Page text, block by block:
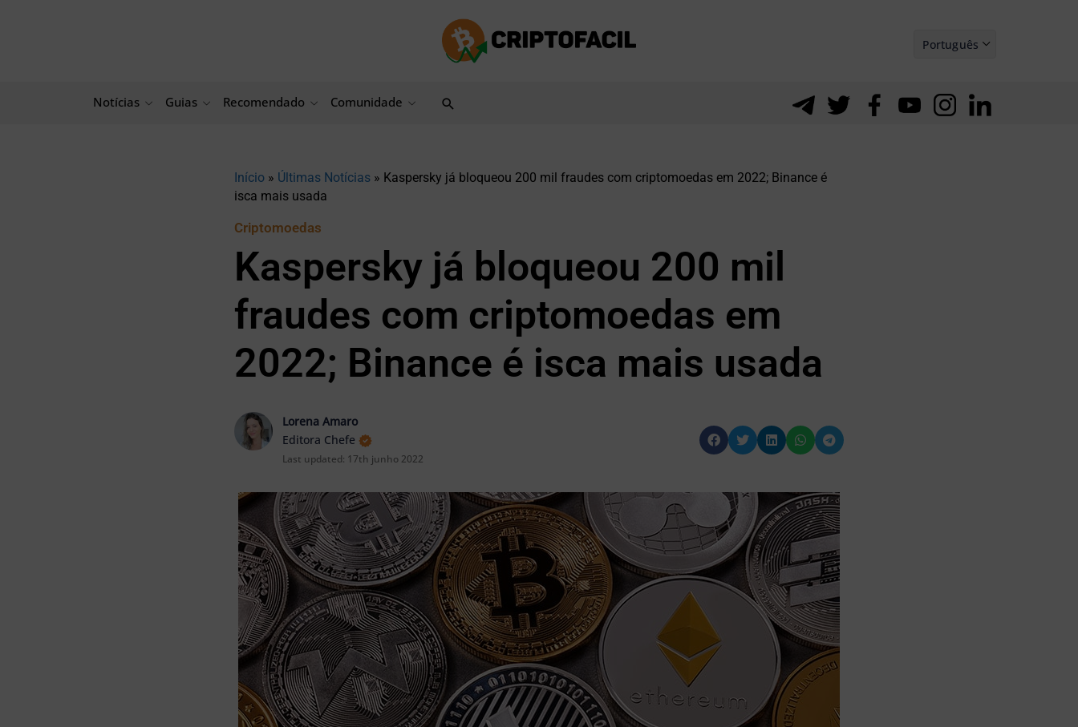
Português
Notícias Guias Recomendado Comunidade Pesquisar
Início » Últimas Notícias » Kaspersky já bloqueou 200 mil fraudes com criptomoedas em 2022; Binance é
isca mais usada
Criptomoedas
Kaspersky já bloqueou 200 mil
fraudes com criptomoedas em
2022; Binance é isca mais usada
Lorena Amaro
Editora Chefe
Last updated: 17th junho 2022